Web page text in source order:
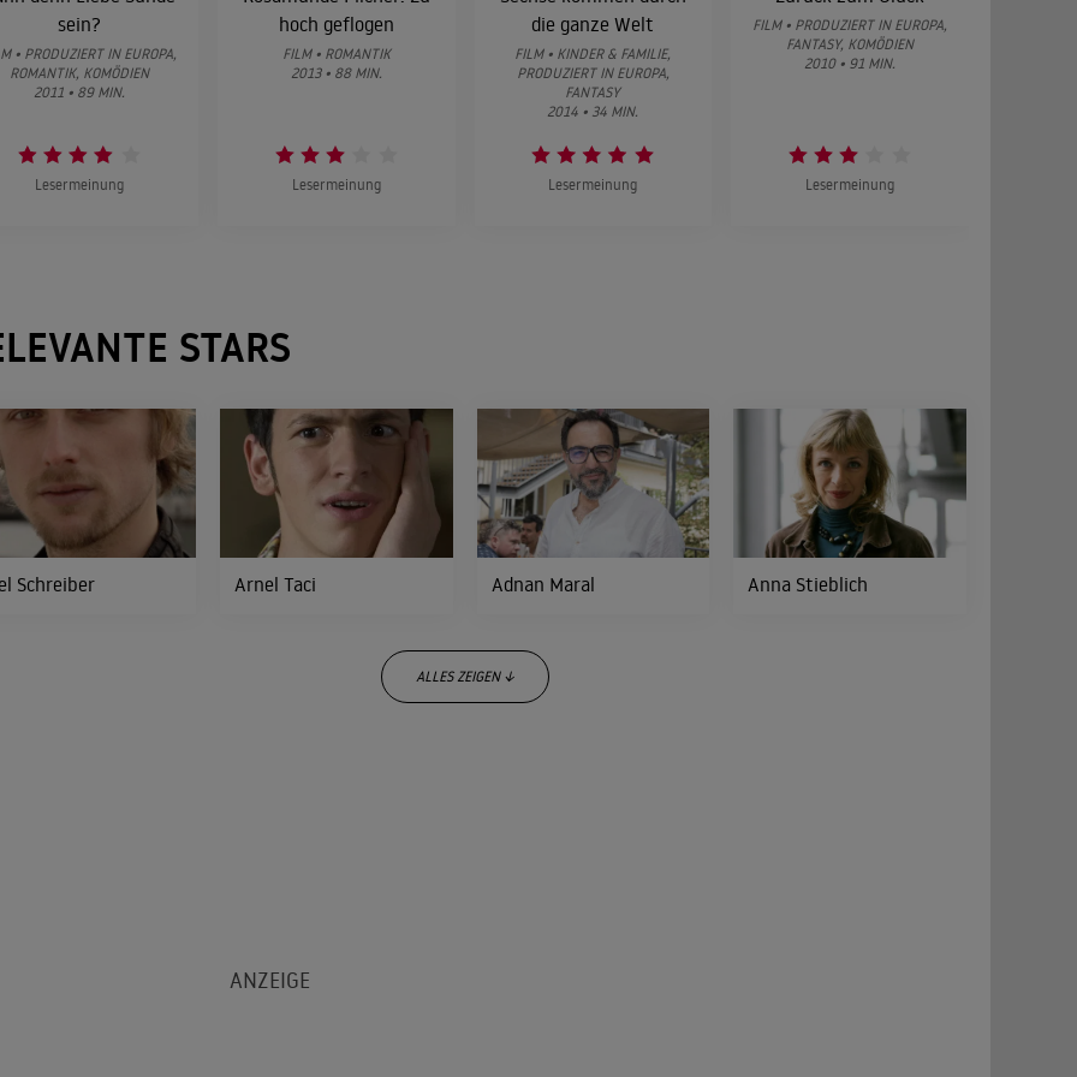
sein?
• PRODUZIERT IN EUROPA,
ROMANTIK, KOMÖDIEN
2011 • 89 MIN.
Lesermeinung
hoch geflogen
FILM • ROMANTIK
2013 • 88 MIN.
Lesermeinung
die ganze Welt
FILM • KINDER & FAMILIE,
PRODUZIERT IN EUROPA,
FANTASY
2014 • 34 MIN.
Lesermeinung
FILM • PRODUZIERT IN EUROPA,
FANTASY, KOMÖDIEN
2010 • 91 MIN.
Lesermeinung
STARS
Schreiber Arnel Taci Adnan Maral Anna Stieblich
ALLES ZEIGEN ↓